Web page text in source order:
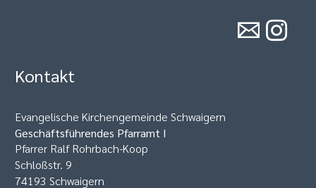
Kontakt
Evangelische Kirchengemeinde Schwaigern
Geschäftsführendes Pfarramt I
Pfarrer Ralf Rohrbach-Koop
Schloßstr. 9
74193 Schwaigern